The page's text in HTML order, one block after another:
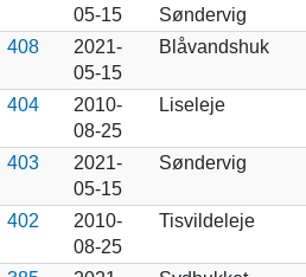
05-15
Søndervig
408
2021-
05-15
Blåvandshuk
404
2010-
08-25
Liseleje
403
2021-
05-15
Søndervig
402
2010-
08-25
Tisvildeleje